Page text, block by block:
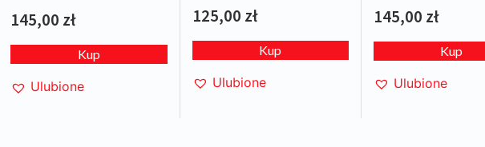
145,00 zł
Kup
Ulubione
125,00 zł
Kup
Ulubione
145,00 zł
Kup
Ulubione